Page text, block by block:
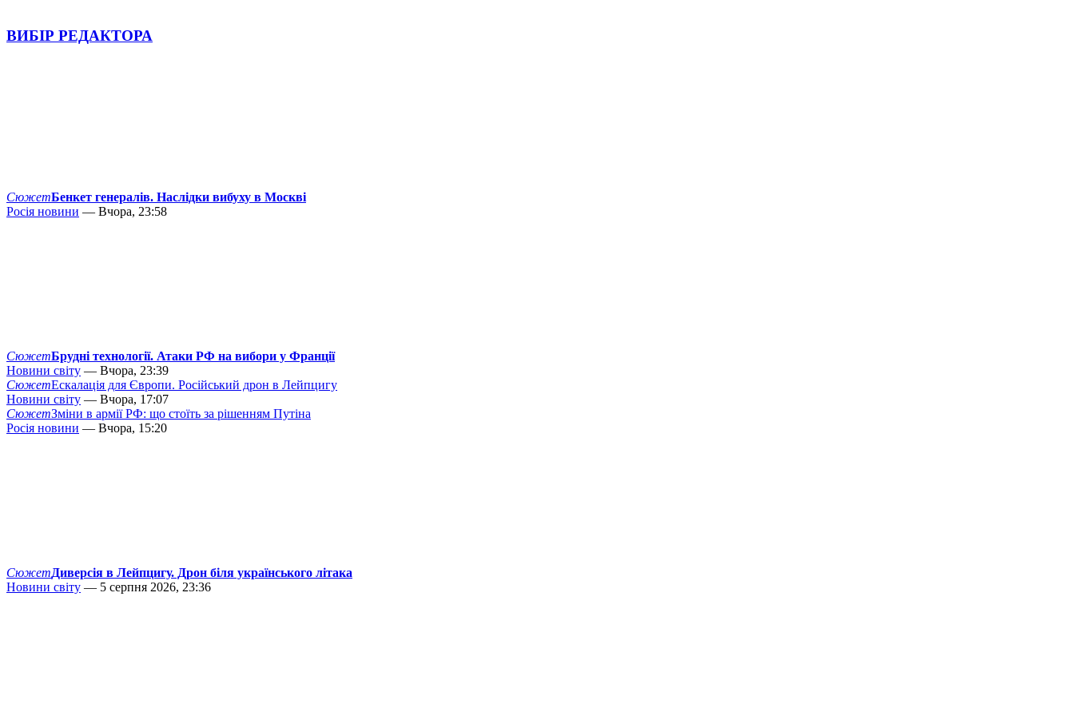
ВИБІР РЕДАКТОРА
СюжетБенкет генералів. Наслідки вибуху в Москві
Росія новини — Вчора, 23:58
СюжетБрудні технології. Атаки РФ на вибори у Франції
Новини світу — Вчора, 23:39
СюжетЕскалація для Європи. Російський дрон в Лейпцигу
Новини світу — Вчора, 17:07
СюжетЗміни в армії РФ: що стоїть за рішенням Путіна
Росія новини — Вчора, 15:20
СюжетДиверсія в Лейпцигу. Дрон біля українського літака
Новини світу — 5 серпня 2026, 23:36